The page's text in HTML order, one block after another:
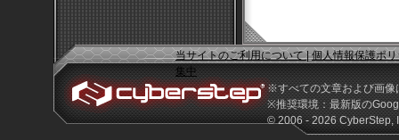
当サイトのご利用について|個人情報保護ポ
集中
※すべての文章および画像
※推奨環境：最新版の
© 2006 - 2026 CyberStep,